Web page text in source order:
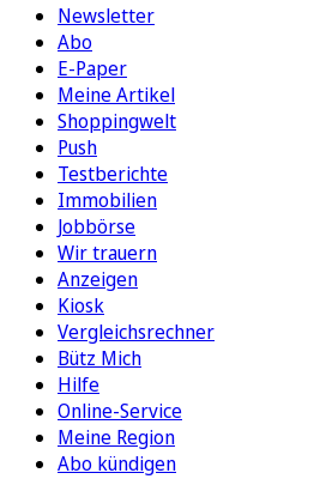
Newsletter
Abo
E-Paper
Meine Artikel
Shoppingwelt
Push
Testberichte
Immobilien
Jobbörse
Wir trauern
Anzeigen
Kiosk
Vergleichsrechner
Bütz Mich
Hilfe
Online-Service
Meine Region
Abo kündigen